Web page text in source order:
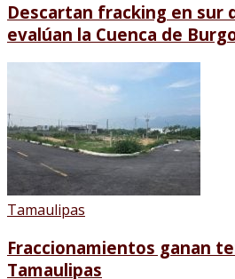
Descartan fracking en sur
evalúan la Cuenca de
Tamaulipas
Fraccionamientos ganan
Tamaulipas